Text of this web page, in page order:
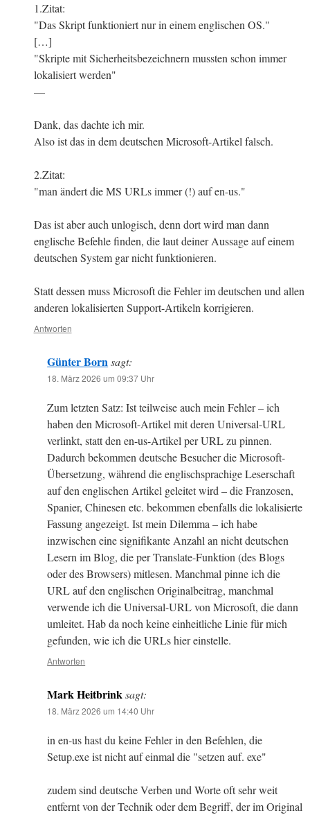
1.Zitat:
"Das Skript funktioniert nur in einem englischen OS."
[…]
"Skripte mit Sicherheitsbezeichnern mussten schon immer
lokalisiert werden"
—
Dank, das dachte ich mir.
Also ist das in dem deutschen Microsoft-Artikel falsch.
2.Zitat:
"man ändert die MS URLs immer (!) auf en-us."
Das ist aber auch unlogisch, denn dort wird man dann
englische Befehle finden, die laut deiner Aussage auf einem
deutschen System gar nicht funktionieren.
Statt dessen muss Microsoft die Fehler im deutschen und allen
anderen lokalisierten Support-Artikeln korrigieren.
Antworten
Günter Bornsagt:
18. März 2026 um 09:37 Uhr
Zum letzten Satz: Ist teilweise auch mein Fehler – ich
haben den Microsoft-Artikel mit deren Universal-URL
verlinkt, statt den en-us-Artikel per URL zu pinnen.
Dadurch bekommen deutsche Besucher die Microsoft-
Übersetzung, während die englischsprachige Leserschaft
auf den englischen Artikel geleitet wird – die Franzosen,
Spanier, Chinesen etc. bekommen ebenfalls die lokalisierte
Fassung angezeigt. Ist mein Dilemma – ich habe
inzwischen eine signifikante Anzahl an nicht deutschen
Lesern im Blog, die per Translate-Funktion (des Blogs
oder des Browsers) mitlesen. Manchmal pinne ich die
URL auf den englischen Originalbeitrag, manchmal
verwende ich die Universal-URL von Microsoft, die dann
umleitet. Hab da noch keine einheitliche Linie für mich
gefunden, wie ich die URLs hier einstelle.
Antworten
Mark Heitbrinksagt:
18. März 2026 um 14:40 Uhr
in en-us hast du keine Fehler in den Befehlen, die
Setup.exe ist nicht auf einmal die "setzen auf. exe"
zudem sind deutsche Verben und Worte oft sehr weit
entfernt von der Technik oder dem Begriff, der im Original